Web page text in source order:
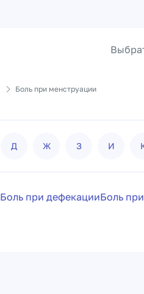
Боль при менструации
Д Ж З И
Боль при дефекацииБоль